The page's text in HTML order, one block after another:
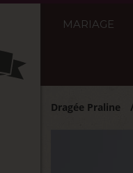
MARIAGE
Dragée Praline